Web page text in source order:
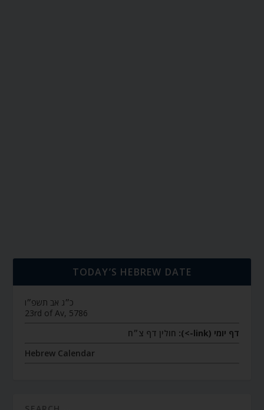
TODAY’S HEBREW DATE
כ״ג אב תשפ״ו
23rd of Av, 5786
דף יומי (link->):
חולין דף צ״ח
Hebrew Calendar